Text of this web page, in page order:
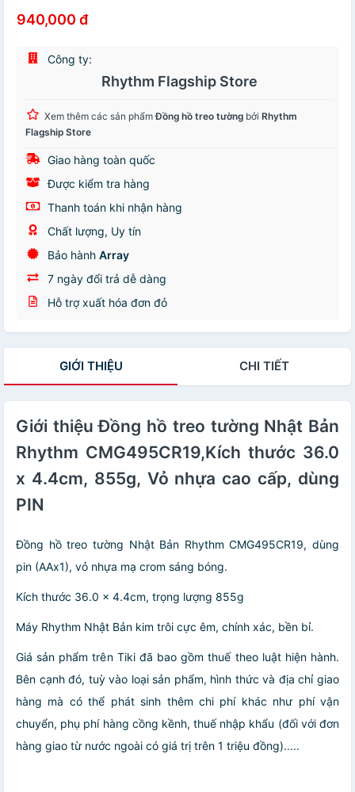
940,000 đ
Công ty:
Rhythm Flagship Store
Xem thêm các sản phẩmĐồng hồ treo tường bởi Rhythm
Flagship Store
Giao hàng toàn quốc
Được kiểm tra hàng
Thanh toán khi nhận hàng
Chất lượng, Uy tín
Bảo hành Array
7 ngày đổi trả dễ dàng
Hỗ trợ xuất hóa đơn đỏ
GIỚI THIỆU CHI TIẾT
Giới thiệu Đồng hồ treo tường Nhật Bản
Rhythm CMG495CR19,Kích thước 36.0
x 4.4cm, 855g, Vỏ nhựa cao cấp, dùng
PIN
Đồng hồ treo tường Nhật Bản Rhythm CMG495CR19, dùng
pin (AAx1), vỏ nhựa mạ crom sáng bóng.
Kích thước 36.0 x 4.4cm, trọng lượng 855g
Máy Rhythm Nhật Bản kim trôi cực êm, chính xác, bền bỉ.
Giá sản phẩm trên Tiki đã bao gồm thuế theo luật hiện hành.
Bên cạnh đó, tuỳ vào loại sản phẩm, hình thức và địa chỉ giao
hàng mà có thể phát sinh thêm chi phí khác như phí vận
chuyển, phụ phí hàng cồng kềnh, thuế nhập khẩu (đối với đơn
hàng giao từ nước ngoài có giá trị trên 1 triệu đồng).....